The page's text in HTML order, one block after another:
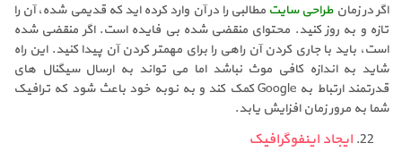
اگر در زمانطراحی سایت مطالبی را در آن وارد کرده اید که قدیمی شده، آن را
تازه و به روز کنید. محتوای منقضی شده بی فایده است. اگر منقضی شده
است، باید با جاری کردن آن راهی را برای مهمتر کردن آن پیدا کنید. این راه
شاید به اندازه کافی موث نباشد اما می تواند به ارسال سیگنال های
قدرتمند ارتباط به Google کمک کند و به نوبه خود باعث شود که ترافیک
شما به مرور زمان افزایش یابد.
ایجاد اینفوگرافیک